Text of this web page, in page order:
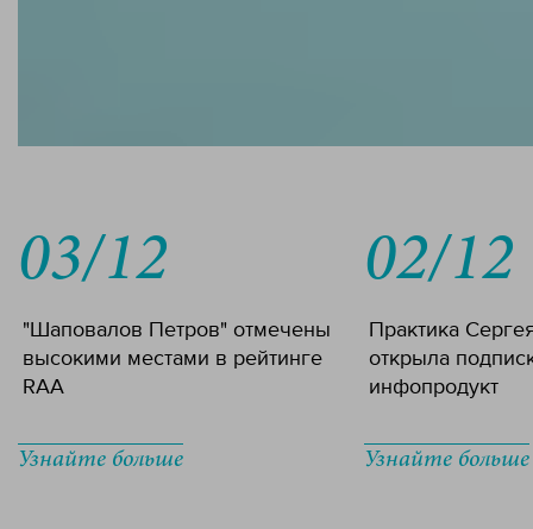
03/12
"Шаповалов Петров" отмечены
высокими местами в рейтинге
RAA
Узнайте больше
02/12
Практика
открыла
инфопродукт
Узнайте больше